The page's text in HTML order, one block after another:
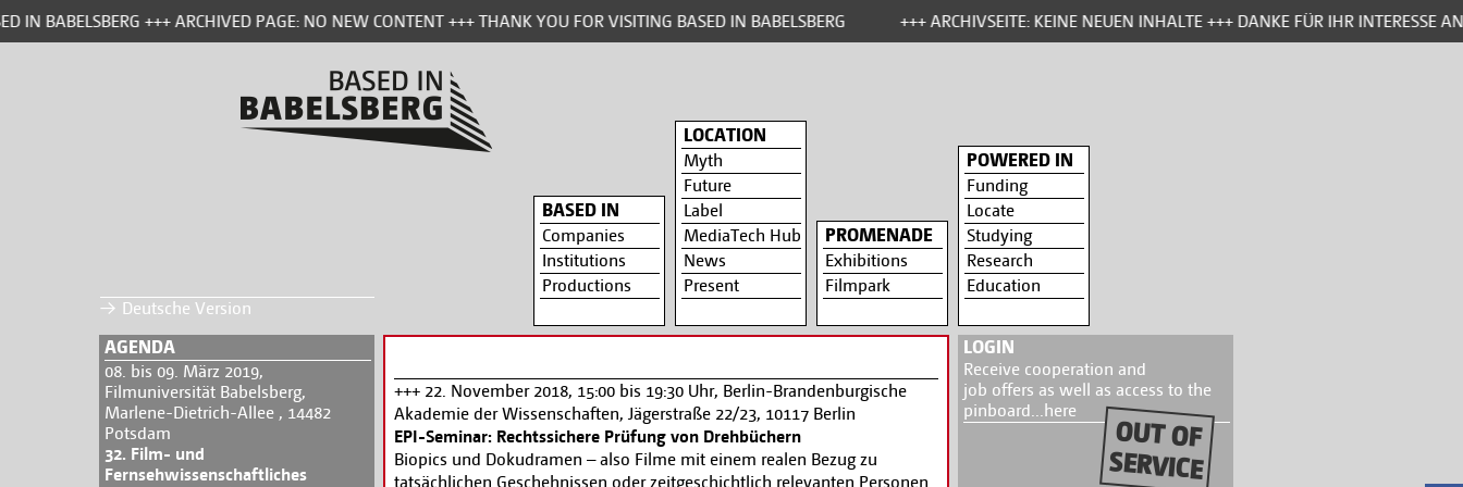
BABELSBERG +++ ARCHIVED PAGE: NO NEW CONTENT +++ THANK YOU FOR VISITING BASED IN BABELSBERG +++ ARCHIVSEITE: KEINE NEUEN INHALTE +++ DANKE FÜR IHR INTERESSE
Deutsche Version
BASED IN
Companies
Institutions
Productions
LOCATION
Myth
Future
Label
MediaTech Hub
News
Present
PROMENADE
Exhibitions
Filmpark
POWERED IN
Funding
Locate
Studying
Research
Education
AGENDA
08. bis 09. März 2019,
Filmuniversität Babelsberg,
Marlene-Dietrich-Allee , 14482
Potsdam
32. Film- und
Fernsehwissenschaftliches
LOGIN
Receive cooperation and
job offers as well as access to the
pinboard...here
OUT OF
SERVICE
+++ 22. November 2018, 15:00 bis 19:30 Uhr, Berlin-Brandenburgische
Akademie der Wissenschaften, Jägerstraße 22/23, 10117 Berlin
EPI-Seminar: Rechtssichere Prüfung von Drehbüchern
Biopics und Dokudramen – also Filme mit einem realen Bezug zu
tatsächlichen Geschehnissen oder zeitgeschichtlich relevanten Personen